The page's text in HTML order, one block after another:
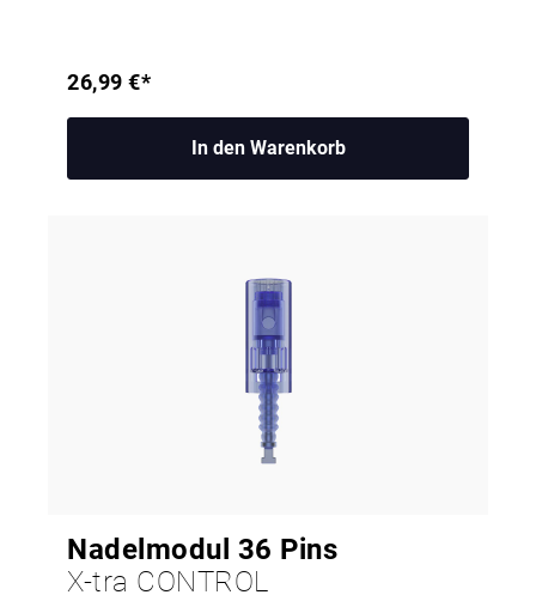
26,99 €*
In den Warenkorb
Nadelmodul 36 Pins
X-tra CONTROL